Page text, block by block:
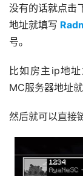
没有的话就点击
地址就填写
号。
比如房主ip地址
MC服务器地址
然后就可以直接